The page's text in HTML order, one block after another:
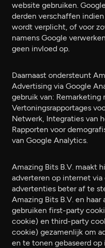
website gebruiken.
derden verschaffen
wordt verplicht, of voor
namens Google
geen invloed op.
Daarnaast ondersteunt
Advertising via Google
gebruik van:
Vertoningsrapportages
Netwerk, Integraties van
Rapporten voor
van Google Analytics.
Amazing Bits B.V. maakt
adverteren op internet
advertenties beter af te
Amazing Bits B.V. en
gebruiken first-party
cookie) en third-party
cookie) gezamenlijk om
en te tonen gebaseerd op